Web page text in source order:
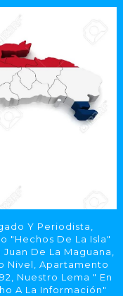
Y Periodista,
"Hechos De La Isla"
De La Maguana,
Nivel, Apartamento
Nuestro Lema " En
A La Información"